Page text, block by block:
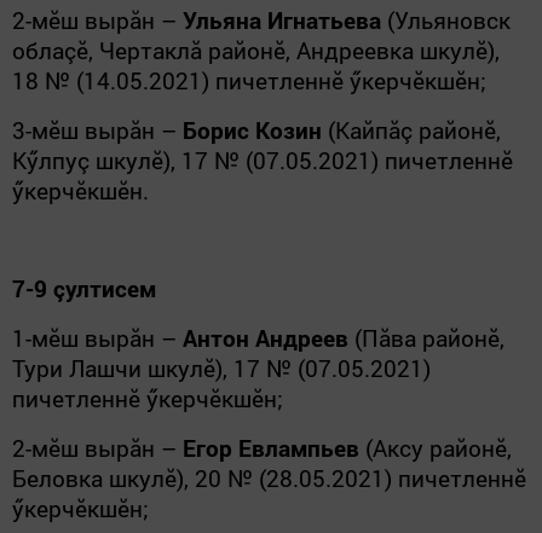
2-мӗш вырăн – Ульяна Игнатьева (Ульяновск
облаçӗ, Чертаклă районӗ, Андреевка шкулӗ),
18 № (14.05.2021) пичетленнӗ ӳкерчӗкшӗн;
3-мӗш вырăн – Борис Козин (Кайпăç районӗ,
Кӳлпуç шкулӗ), 17 № (07.05.2021) пичетленнӗ
ӳкерчӗкшӗн.
7-9 çултисем
1-мӗш вырăн – Антон Андреев (Пăва районӗ,
Тури Лашчи шкулӗ), 17 № (07.05.2021)
пичетленнӗ ӳкерчӗкшӗн;
2-мӗш вырăн – Егор Евлампьев (Аксу районӗ,
Беловка шкулӗ), 20 № (28.05.2021) пичетленнӗ
ӳкерчӗкшӗн;